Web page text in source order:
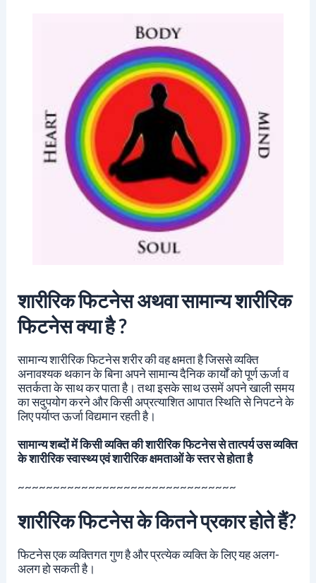
शारीरिक फिटनेस अथवा सामान्य शारीरिक
फिटनेस क्या है ?
सामान्य शारीरिक फिटनेस शरीर की वह क्षमता है जिससे व्यक्ति
अनावश्यक थकान के बिना अपने सामान्य दैनिक कार्यों को पूर्ण ऊर्जा व
सतर्कता के साथ कर पाता है। तथा इसके साथ उसमें अपने खाली समय
का सदुपयोग करने और किसी अप्रत्याशित आपात स्थिति से निपटने के
लिए पर्याप्त ऊर्जा विद्यमान रहती है।
सामान्य शब्दों में किसी व्यक्ति की शारीरिक फिटनेस से तात्पर्य उस व्यक्ति
के शारीरिक स्वास्थ्य एवंशारीरिकक्षमताओं के स्तर से होता है
~~~~~~~~~~~~~~~~~~~~~~~~~~~~~~~
शारीरिक फिटनेस के कितने प्रकार होते हैं?
फिटनेस एक व्यक्तिगत गुण है और प्रत्येक व्यक्ति के लिए यह अलग-
अलग हो सकती है।